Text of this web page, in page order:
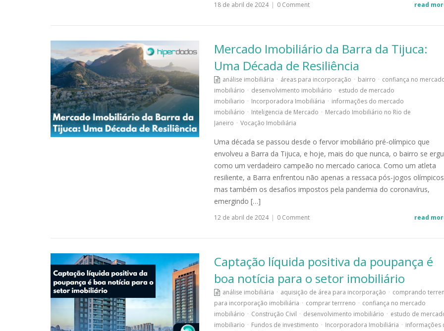
18 de abril de 2024 | 0 Comment read
Mercado Imobiliário da Barra da Tijuca:
Uma Década de Resiliência
análise imobiliária · áreas para incorporação · bairro · confiança no
imobiliário · desenvolvimento imobiliário · estudo de mercado
imobiliario · Incorporadora Imobiliária · informações do mercado
imobiliário · Inteligencia de Mercado · Mercado Imobiliário no Rio de
Janeiro · Vocação Imobiliária
Uma década se passou desde o fervor imobiliário pré-olímpico que
envolveu a Barra da Tijuca, e hoje, mais do que nunca, o bairro se
como um verdadeiro campeão no mercado carioca. Como um atleta
resiliente, a Barra enfrentou não apenas a ressaca pós-jogos
mas também os desafios impostos pela pandemia do coronavírus,
emergindo […]
12 de abril de 2024 | 0 Comment read
Captação líquida positiva da poupança é
boa notícia para o setor imobiliário
análise imobiliária · aquisição de área para incorporação · comprando
para incorporação imobiliária · comprar terrreno · confiança no mercado
imobiliário · Construção Civil · desenvolvimento imobiliário · estudo de
imobiliario · Fundos de investimento · Incorporadora Imobiliária · informações